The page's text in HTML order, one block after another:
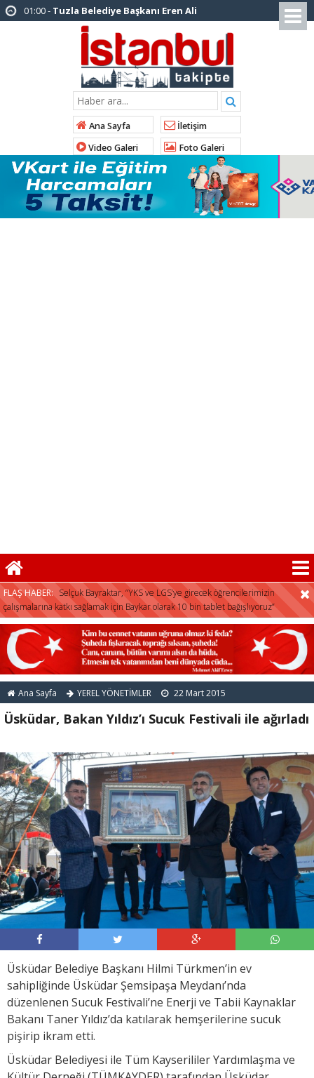
12:26 - İstanbul Emniyet Müdürlüğünden
“Gök Kubbe’de, Mavi Vatan’da, Şanlı Topraklarda:
İstanbul Emniyeti Her Yerde” paylaşımı
Çekmeköy Belediye Başkanı Orhan
Çerkez AK Parti’ye katıldı
İstanbul’da 4 CHP’li belediye başkanı
AK Parti’ye katılıyor
14:10 -Pendik Belediyesi ekipleri
Balıkesir’deki orman yangınına müdahale ediyor
10:23 -Arnavutköy Belediyesi’nden
Kastamonu Cide’ye kardeşlik eli
Ana Sayfa
İletişim
Video Galeri
Foto Galeri
FLAŞ HABER: Selçuk Bayraktar, “YKS ve LGS’ye girecek öğrencilerimizin
çalışmalarına katkı sağlamak için Baykar olarak 10 bin tablet bağışlıyoruz”
Ana Sayfa YEREL YÖNETİMLER 22 Mart 2015
Üsküdar, Bakan Yıldız’ı Sucuk Festivali ile ağırladı
Üsküdar Belediye Başkanı Hilmi Türkmen’in ev
sahipliğinde Üsküdar Şemsipaşa Meydanı’nda
düzenlenen Sucuk Festivali’ne Enerji ve Tabii Kaynaklar
Bakanı Taner Yıldız’da katılarak hemşerilerine sucuk
pişirip ikram etti.
Üsküdar Belediyesi ile Tüm Kayserililer Yardımlaşma ve